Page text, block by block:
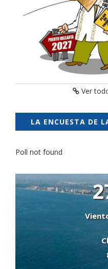
Ver
LA ENCUESTA DE
Poll not found